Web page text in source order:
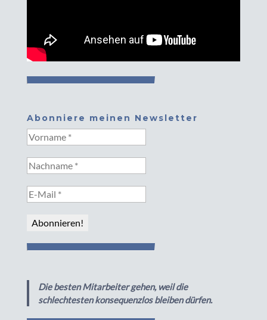
Abonniere meinen Newsletter
Die besten Mitarbeiter gehen, weil die
schlechtesten konsequenzlos bleiben dürfen.